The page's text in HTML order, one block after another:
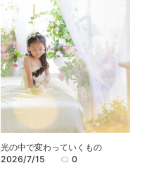
光の中で変わっていくもの
2026/7/15
0